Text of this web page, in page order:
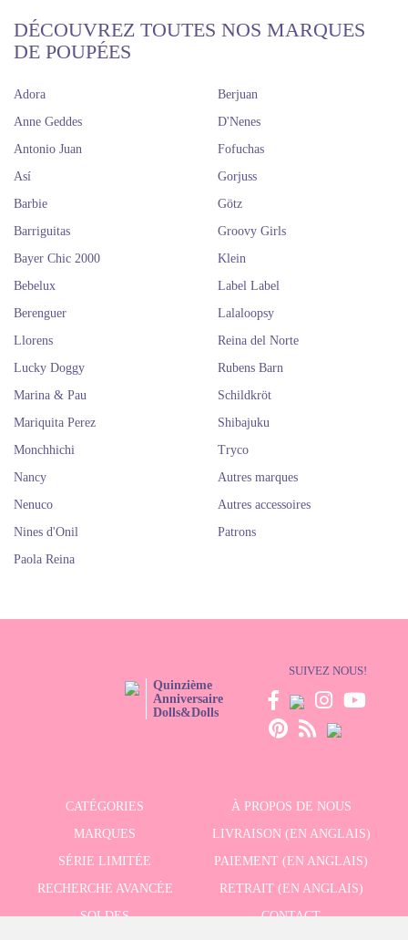
DÉCOUVREZ TOUTES NOS MARQUES
DE POUPÉES
Adora
Anne Geddes
Antonio Juan
Así
Barbie
Barriguitas
Bayer Chic 2000
Bebelux
Berenguer
Berjuan
D'Nenes
Fofuchas
Gorjuss
Götz
Groovy Girls
Klein
Label Label
Lalaloopsy
Llorens
Lucky Doggy
Marina & Pau
Mariquita Perez
Monchhichi
Nancy
Nenuco
Nines d'Onil
Paola Reina
Reina del Norte
Rubens Barn
Schildkröt
Shibajuku
Tryco
Autres marques
Autres accessoires
Patrons
Quinzième
Anniversaire
Dolls&Dolls
SUIVEZ NOUS!
CATÉGORIES
À PROPOS DE NOUS
MARQUES
LIVRAISON (EN ANGLAIS)
SÉRIE LIMITÉE
PAIEMENT (EN ANGLAIS)
RECHERCHE AVANCÉE
RETRAIT (EN ANGLAIS)
SOLDES
CONTACT